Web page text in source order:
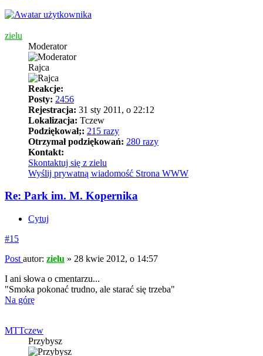
zielu
Moderator
Rajca
Reakcje:
Posty: 2456
Rejestracja: 31 sty 2011, o 22:12
Lokalizacja: Tczew
Podziękował;: 215 razy
Otrzymał podziękowań: 280 razy
Kontakt:
Skontaktuj się z zielu
Wyślij prywatną wiadomość Strona WWW
Re: Park im. M. Kopernika
Cytuj
#15
Post autor: zielu » 28 kwie 2012, o 14:57
I ani słowa o cmentarzu...
"Smoka pokonać trudno, ale starać się trzeba"
Na górę
MTTczew
Przybysz